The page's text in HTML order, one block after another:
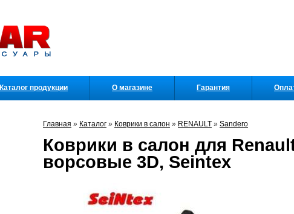
Главная » Каталог » Коврики в салон » RENAULT » Sandero
Коврики в салон для
ворсовые 3D, Seintex
Каталог продукции О магазине Гарантия